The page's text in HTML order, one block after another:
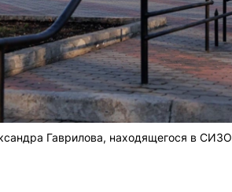
Гаврилова, находящегося в СИЗО